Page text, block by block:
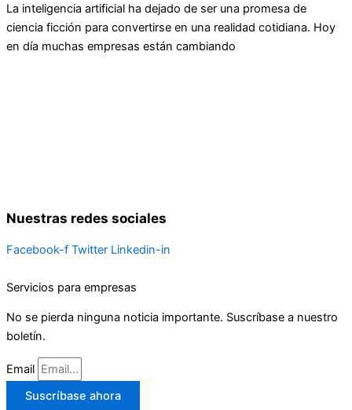
La inteligencia artificial ha dejado de ser una promesa de
ciencia ficción para convertirse en una realidad cotidiana. Hoy
en día muchas empresas están cambiando
Nuestras redes sociales
Facebook-f Twitter Linkedin-in
Servicios para empresas
No se pierda ninguna noticia importante. Suscríbase a nuestro
boletín.
Email
Suscríbase ahora